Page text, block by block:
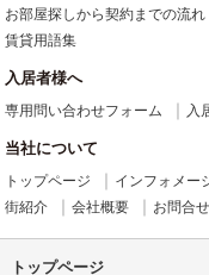
お部屋探しから契約までの流れ
賃貸用語集
入居者様へ
専用問い合わせフォーム 入
当社について
トップページ インフォメー
街紹介
会社概要 お問合せ
トップページ